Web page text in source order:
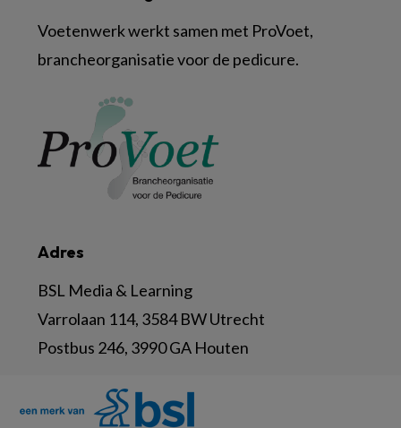
Adres
BSL Media & Learning
Varrolaan 114, 3584 BW Utrecht
Postbus 246, 3990 GA Houten
Voetenwerk werkt samen met ProVoet,
brancheorganisatie voor de pedicure.